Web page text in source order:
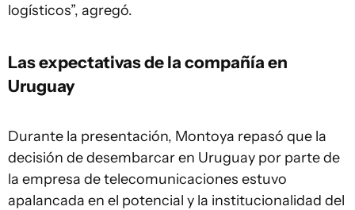
logísticos”, agregó.
Las expectativas de la compañía en
Uruguay
Durante la presentación, Montoya repasó que la
decisión de desembarcar en Uruguay por parte de
la empresa de telecomunicaciones estuvo
apalancada en el potencial y la institucionalidad del